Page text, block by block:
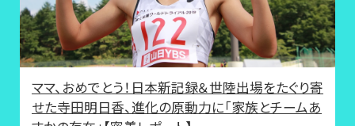
ママ、おめでとう！日本新記録＆世陸出場をたぐり寄
せた寺田明日香、進化の原動力に「家族とチームあ